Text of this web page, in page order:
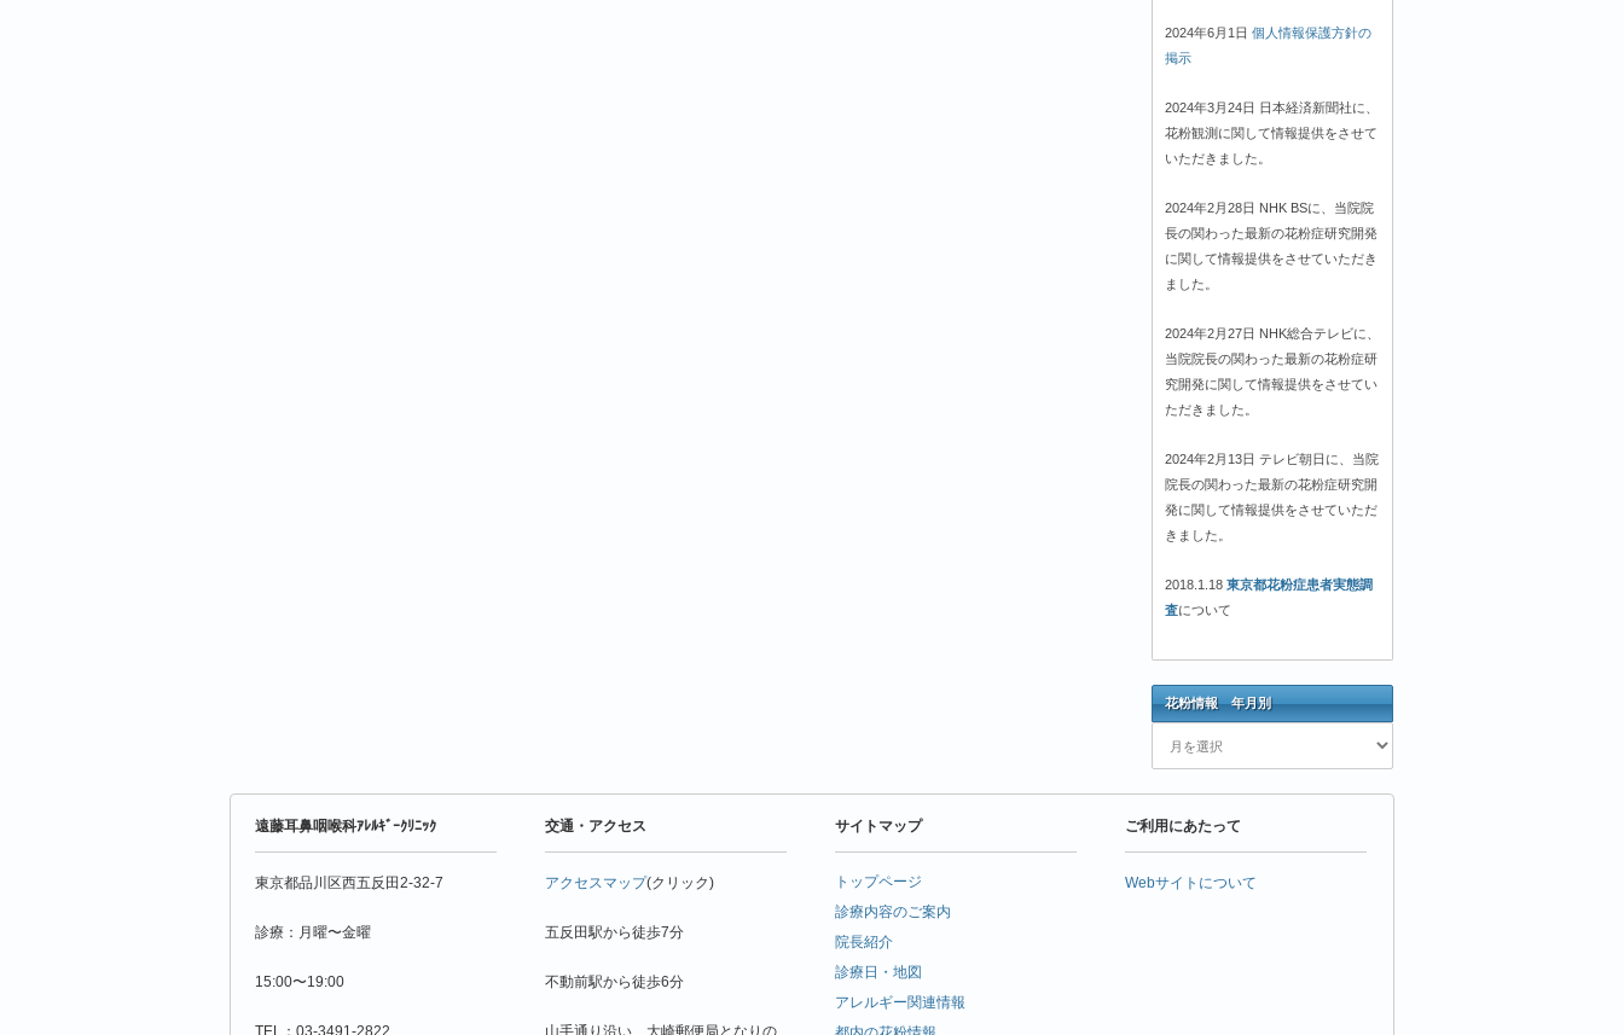
2024年6月1日 個人情報保護方針の
掲示
2024年3月24日 日本経済新聞社に、
花粉観測に関して情報提供をさせて
いただきました。
2024年2月28日 NHK BSに、当院院
長の関わった最新の花粉症研究開発
に関して情報提供をさせていただき
ました。
2024年2月27日 NHK総合テレビに、
当院院長の関わった最新の花粉症研
究開発に関して情報提供をさせてい
ただきました。
2024年2月13日 テレビ朝日に、当院
院長の関わった最新の花粉症研究開
発に関して情報提供をさせていただ
きました。
2018.1.18 東京都花粉症患者実態調
査について
花粉情報 年月別
花
粉
年
月
別
遠藤耳鼻咽喉科ｱﾚﾙｷﾞｰｸﾘﾆｯｸ
東京都品川区西五反田2-32-7
診療：月曜〜金曜
15:00〜19:00
TEL：03-3491-2822
交通・アクセス
アクセスマップ(クリック)
五反田駅から徒歩7分
不動前駅から徒歩6分
山手通り沿い、大崎郵便局となりの
サイトマップ
トップページ
診療内容のご案内
院長紹介
診療日・地図
アレルギー関連情報
ご利用にあたって
Webサイトについて